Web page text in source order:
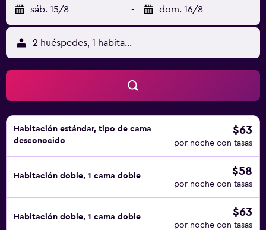
sáb. 15/8 - dom. 16/8
2 huéspedes, 1 habitación
Habitación estándar, tipo de cama
desconocido
$63
por noche con tasas
Habitación doble, 1 cama doble $58
por noche con tasas
Habitación doble, 1 cama doble $63
por noche con tasas